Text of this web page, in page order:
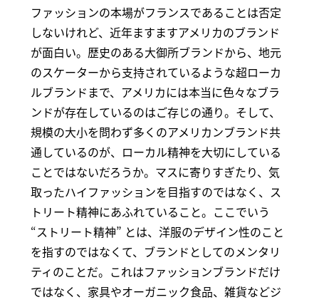
ファッションの本場がフランスであることは否定
しないけれど、近年ますますアメリカのブランド
が面白い。歴史のある大御所ブランドから、地元
のスケーターから支持されているような超ローカ
ルブランドまで、アメリカには本当に色々なブラ
ンドが存在しているのはご存じの通り。そして、
規模の大小を問わず多くのアメリカンブランド共
通しているのが、ローカル精神を大切にしている
ことではないだろうか。マスに寄りすぎたり、気
取ったハイファッションを目指すのではなく、ス
トリート精神にあふれていること。ここでいう
“ストリート精神” とは、洋服のデザイン性のこと
を指すのではなくて、ブランドとしてのメンタリ
ティのことだ。これはファッションブランドだけ
ではなく、家具やオーガニック食品、雑貨などジ